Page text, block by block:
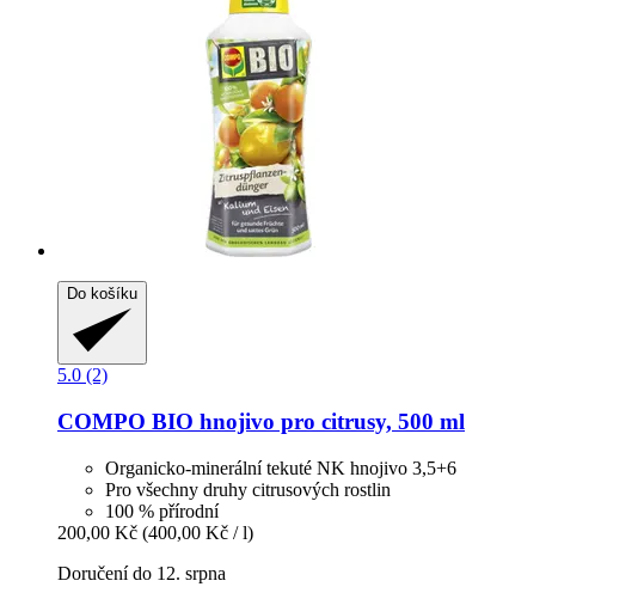
Do košíku
5.0 (2)
COMPO BIO hnojivo pro citrusy, 500 ml
Organicko-minerální tekuté NK hnojivo 3,5+6
Pro všechny druhy citrusových rostlin
100 % přírodní
200,00 Kč (400,00 Kč / l)
Doručení do 12. srpna